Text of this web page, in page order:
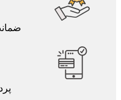
ضمانت